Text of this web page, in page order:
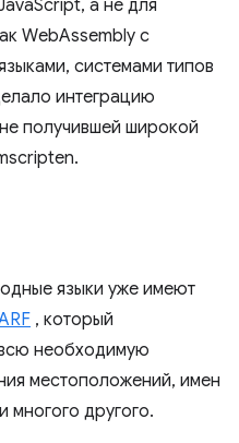
а не для
WebAssembly с
системами типов
интеграцию
получившей широкой
языки уже имеют
, который
необходимую
местоположений, имен
многого другого.